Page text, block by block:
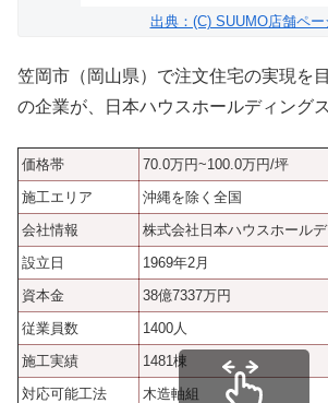
出典：(C) SUUMO店舗ペー
笠岡市（岡山県）で注文住宅の実現を
の企業が、日本ハウスホールディングス
価格帯
70.0万円~100.0万円/坪
施工エリア
沖縄を除く全国
会社情報
株式会社日本ハウスホール
設立日
1969年2月
資本金
38億7337万円
従業員数
1400人
施工実績
1481棟
対応可能工法
木造軸組